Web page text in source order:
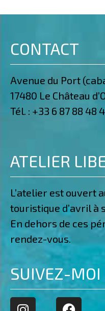
CONTACT
Avenue du Port
17480 Le Château
Tél. : +33 6 87 88 48
ATELIER
L’atelier est ouvert
touristique d’avril à
En dehors de ces
rendez-vous.
SUIVEZ-MOI